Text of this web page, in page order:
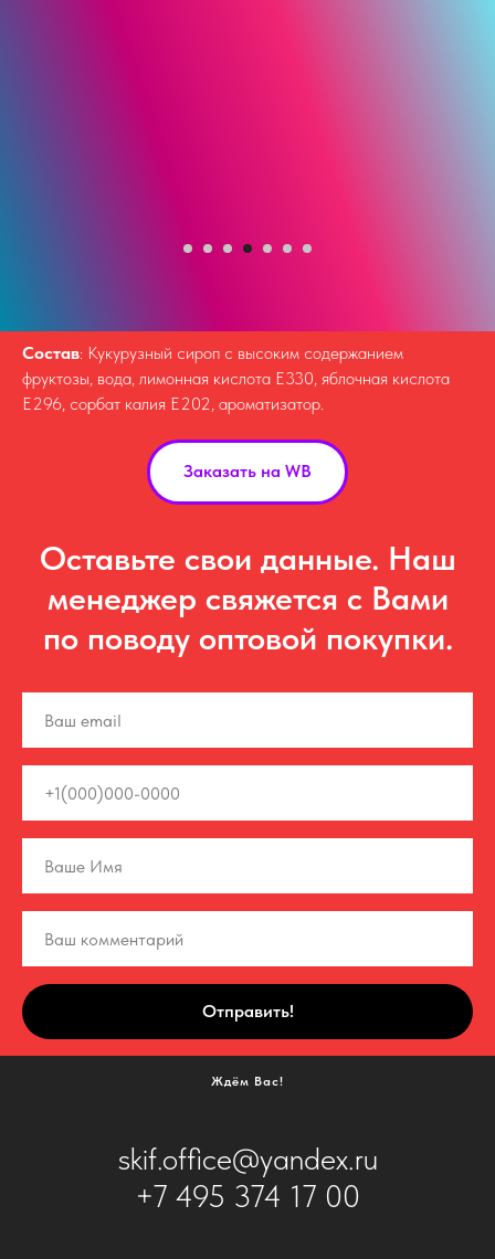
Состав: Кукурузный сироп с высоким содержанием
фруктозы, вода, лимонная кислота Е330, яблочная кислота
Е296, сорбат калия Е202, ароматизатор.
Заказать на WB
Оставьте свои данные. Наш
менеджер свяжется с Вами
по поводу оптовой покупки.
Отправить!
Ждём Вас!
skif.office@yandex.ru
+7 495 374 17 00